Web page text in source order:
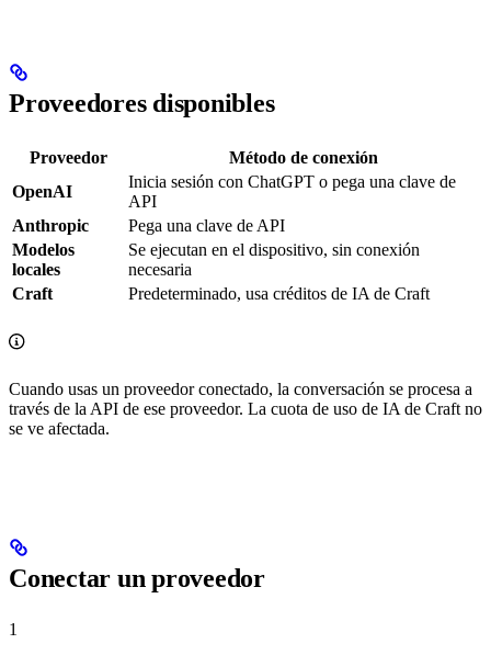
Proveedores disponibles
Proveedor
Método de conexión
OpenAI
Inicia sesión con ChatGPT o pega una clave de
API
Anthropic
Pega una clave de API
Modelos
locales
Se ejecutan en el dispositivo, sin conexión
necesaria
Craft
Predeterminado, usa créditos de IA de Craft
Cuando usas un proveedor conectado, la conversación se procesa a
través de la API de ese proveedor. La cuota de uso de IA de Craft no
se ve afectada.
Conectar un proveedor
1